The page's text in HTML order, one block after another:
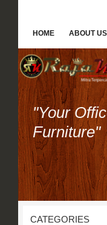
HOME ABOUT US
"Your
Furniture"
CATEGORIES